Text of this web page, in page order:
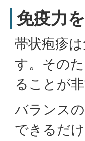
免疫力
帯状疱疹
す。その
ることが
バランス
できるだ